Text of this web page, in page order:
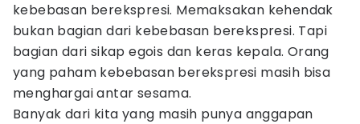
kebebasan berekspresi. Memaksakan kehendak
bukan bagian dari kebebasan berekspresi. Tapi
bagian dari sikap egois dan keras kepala. Orang
yang paham kebebasan berekspresi masih bisa
menghargai antar sesama.
Banyak dari kita yang masih punya anggapan